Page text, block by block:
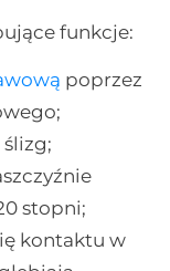
funkcje:
poprzez
stopni;
kontaktu w